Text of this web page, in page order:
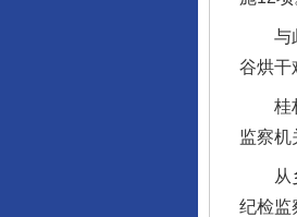
与此
谷烘干
桂林
监察机
从乡
纪检监